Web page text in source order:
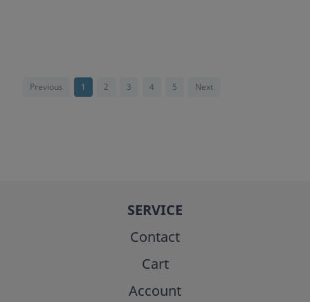
Previous 1 2 3 4 5 Next
SERVICE
Contact
Cart
Account